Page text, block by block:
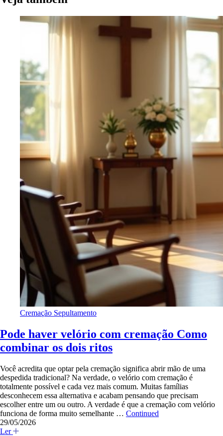
Cremação Sepultamento
Pode haver velório com cremação Como
combinar os dois ritos
Você acredita que optar pela cremação significa abrir mão de uma
despedida tradicional? Na verdade, o velório com cremação é
totalmente possível e cada vez mais comum. Muitas famílias
desconhecem essa alternativa e acabam pensando que precisam
escolher entre um ou outro. A verdade é que a cremação com velório
funciona de forma muito semelhante … Continued
29/05/2026
Ler